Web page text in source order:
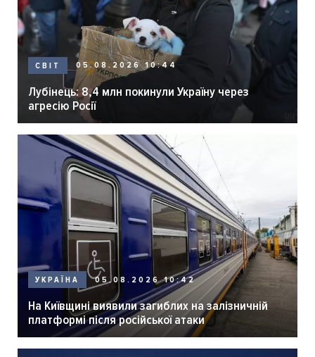
СВІТ 05.08.2026 10:44
Лубінець: 8,4 млн покинули Україну через
агресію Росії
УКРАЇНА 05.08.2026 10:42
На Київщині виявили загиблих на залізничній
платформі після російської атаки